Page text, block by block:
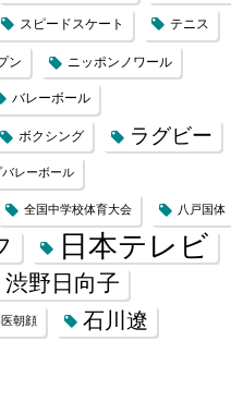
スピードスケート テニス
ン ニッポンノワール
バレーボール
ボクシング ラグビー
レーボール
全国中学校体育大会 八戸国体
日本テレビ
渋野日向子
朝顔 石川遼